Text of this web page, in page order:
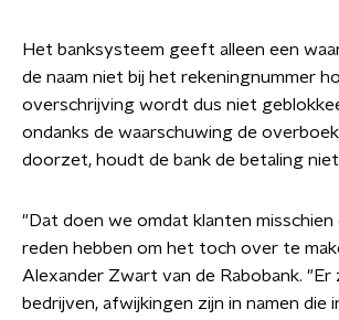
Het banksysteem geeft alleen een
de naam niet bij het rekeningnummer
overschrijving wordt dus niet
ondanks de waarschuwing de
doorzet, houdt de bank de betaling
"Dat doen we omdat klanten
reden hebben om het toch over te
Alexander Zwart van de Rabobank. "Er
bedrijven, afwijkingen zijn in namen die